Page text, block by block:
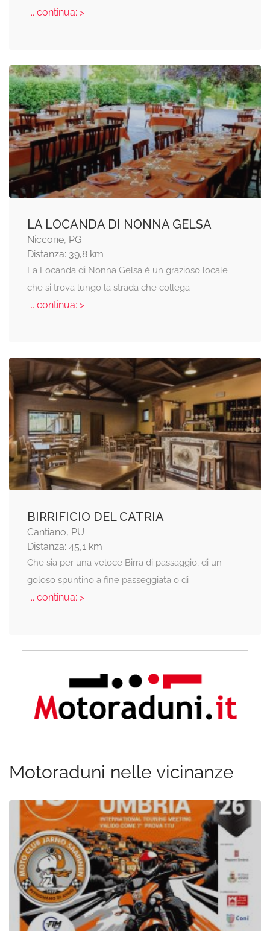
... continua: >
LA LOCANDA DI NONNA GELSA
Niccone, PG
Distanza: 39,8 km
La Locanda di Nonna Gelsa è un grazioso locale
che si trova lungo la strada che collega
... continua: >
BIRRIFICIO DEL CATRIA
Cantiano, PU
Distanza: 45,1 km
Che sia per una veloce Birra di passaggio, di un
goloso spuntino a fine passeggiata o di
... continua: >
Motoraduni nelle vicinanze